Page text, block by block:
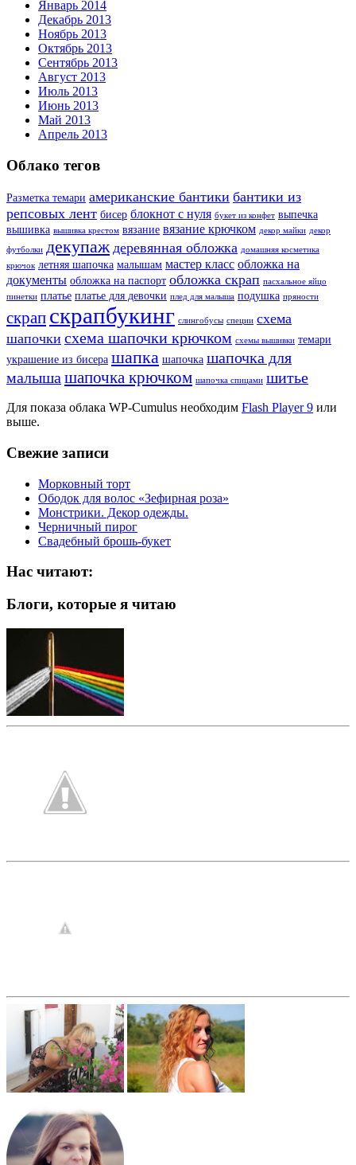
Январь 2014
Декабрь 2013
Ноябрь 2013
Октябрь 2013
Сентябрь 2013
Август 2013
Июль 2013
Июнь 2013
Май 2013
Апрель 2013
Облако тегов
Разметка темари американские бантики бантики из
репсовых лент бисер блокнот с нуля букет из конфет выпечка
вышивка вышивка крестом вязание вязание крючком декор майки декор
футболки декупаж деревянная обложка домашняя косметика
крючок летняя шапочка малышам мастер класс обложка на
документы обложка на паспорт обложка скрап пасхальное яйцо
пинетки платье платье для девочки плед для малыша подушка пряности
скрап скрапбукинг слингобусы специи схема
шапочки схема шапочки крючком схемы вышивки темари
украшение из бисера шапка шапочка шапочка для
малыша шапочка крючком шапочка спицами шитье
Для показа облака WP-Cumulus необходим Flash Player 9 или
выше.
Свежие записи
Морковный торт
Ободок для волос «Зефирная роза»
Монстрики. Декор одежды.
Черничный пирог
Свадебный брошь-букет
Нас читают:
Блоги, которые я читаю